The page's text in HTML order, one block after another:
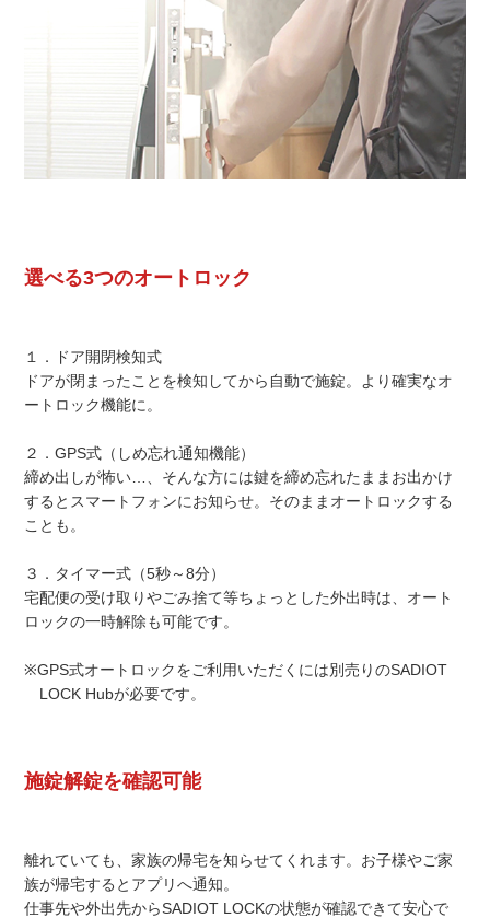
選べる3つのオートロック
１．ドア開閉検知式
ドアが閉まったことを検知してから自動で施錠。より確実なオ
ートロック機能に。
２．GPS式（しめ忘れ通知機能）
締め出しが怖い…、そんな方には鍵を締め忘れたままお出かけ
するとスマートフォンにお知らせ。そのままオートロックする
ことも。
３．タイマー式（5秒～8分）
宅配便の受け取りやごみ捨て等ちょっとした外出時は、オート
ロックの一時解除も可能です。
※GPS式オートロックをご利用いただくには別売りのSADIOT
LOCK Hubが必要です。
施錠解錠を確認可能
離れていても、家族の帰宅を知らせてくれます。お子様やご家
族が帰宅するとアプリへ通知。
仕事先や外出先からSADIOT LOCKの状態が確認できて安心で